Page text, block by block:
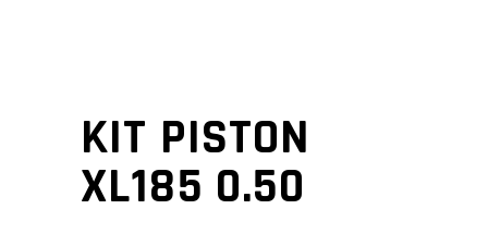
KIT PISTON
XL185 0.50